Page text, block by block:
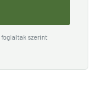
foglaltak szerint